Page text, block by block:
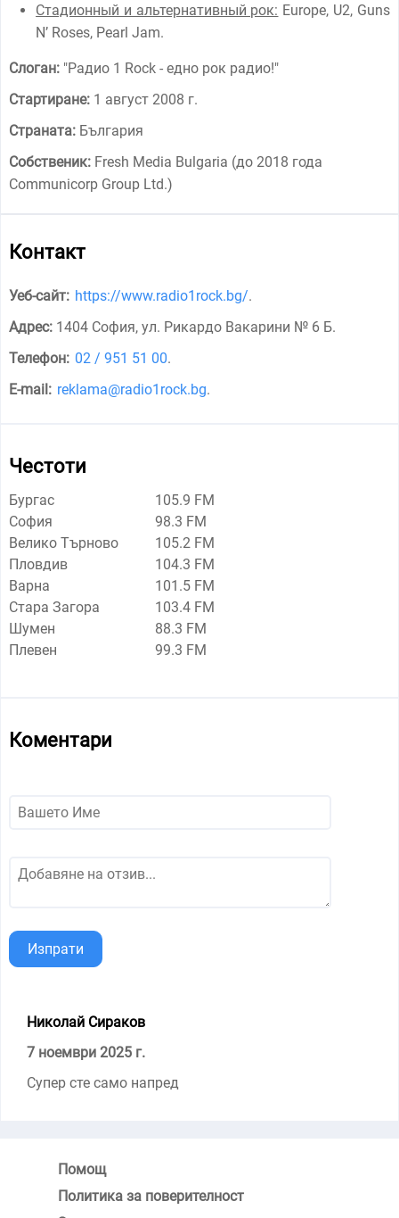
Стадионный и альтернативный рок: Europe, U2, Guns
N’ Roses, Pearl Jam.
Слоган: "Радио 1 Rock - едно рок радио!"
Стартиране: 1 август 2008 г.
Страната: България
Собственик: Fresh Media Bulgaria (до 2018 года
Communicorp Group Ltd.)
Контакт
Уеб-сайт: https://www.radio1rock.bg/.
Адрес: 1404 София, ул. Рикардо Вакарини № 6 Б.
Телефон: 02 / 951 51 00.
E-mail: reklama@radio1rock.bg.
Честоти
Бургас
105.9 FM
София
98.3 FM
Велико Търново
105.2 FM
Пловдив
104.3 FM
Варна
101.5 FM
Стара Загора
103.4 FM
Шумен
88.3 FM
Плевен
99.3 FM
Коментари
Изпрати
Николай Сираков
7 ноември 2025 г.
Супер сте само напред
Помощ
Политика за поверителност